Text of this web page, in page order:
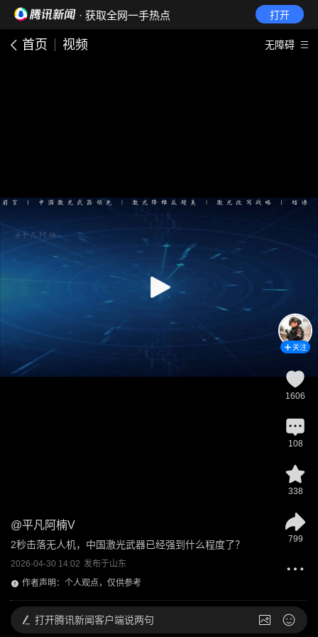
· 获取全网一手热点 打开
首页 视频 无障碍
@平凡阿楠V
2秒击落无人机，中国激光武器已经强到什么程度了？
2026-04-30 14:02 发布于山东
作者声明：个人观点，仅供参考
关注
1606
108
338
799
打开腾讯新闻客户端说两句